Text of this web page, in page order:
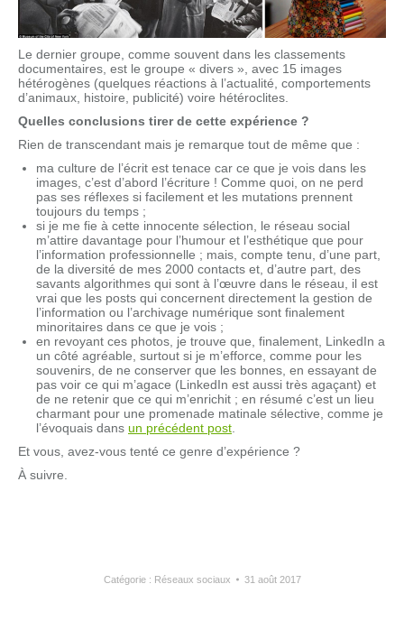
Le dernier groupe, comme souvent dans les classements
documentaires, est le groupe « divers », avec 15 images
hétérogènes (quelques réactions à l’actualité, comportements
d’animaux, histoire, publicité) voire hétéroclites.
Quelles conclusions tirer de cette expérience ?
Rien de transcendant mais je remarque tout de même que :
ma culture de l’écrit est tenace car ce que je vois dans les
images, c’est d’abord l’écriture ! Comme quoi, on ne perd
pas ses réflexes si facilement et les mutations prennent
toujours du temps ;
si je me fie à cette innocente sélection, le réseau social
m’attire davantage pour l’humour et l’esthétique que pour
l’information professionnelle ; mais, compte tenu, d’une part,
de la diversité de mes 2000 contacts et, d’autre part, des
savants algorithmes qui sont à l’œuvre dans le réseau, il est
vrai que les posts qui concernent directement la gestion de
l’information ou l’archivage numérique sont finalement
minoritaires dans ce que je vois ;
en revoyant ces photos, je trouve que, finalement, LinkedIn a
un côté agréable, surtout si je m’efforce, comme pour les
souvenirs, de ne conserver que les bonnes, en essayant de
pas voir ce qui m’agace (LinkedIn est aussi très agaçant) et
de ne retenir que ce qui m’enrichit ; en résumé c’est un lieu
charmant pour une promenade matinale sélective, comme je
l’évoquais dans un précédent post
Et vous, avez-vous tenté ce genre d’expérience ?
À suivre.
Catégorie : Réseaux sociaux 31 août 2017